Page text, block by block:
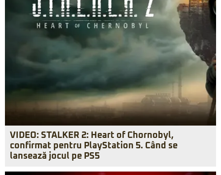
VIDEO: STALKER 2: Heart of Chornobyl,
confirmat pentru PlayStation 5. Când se
lansează jocul pe PS5